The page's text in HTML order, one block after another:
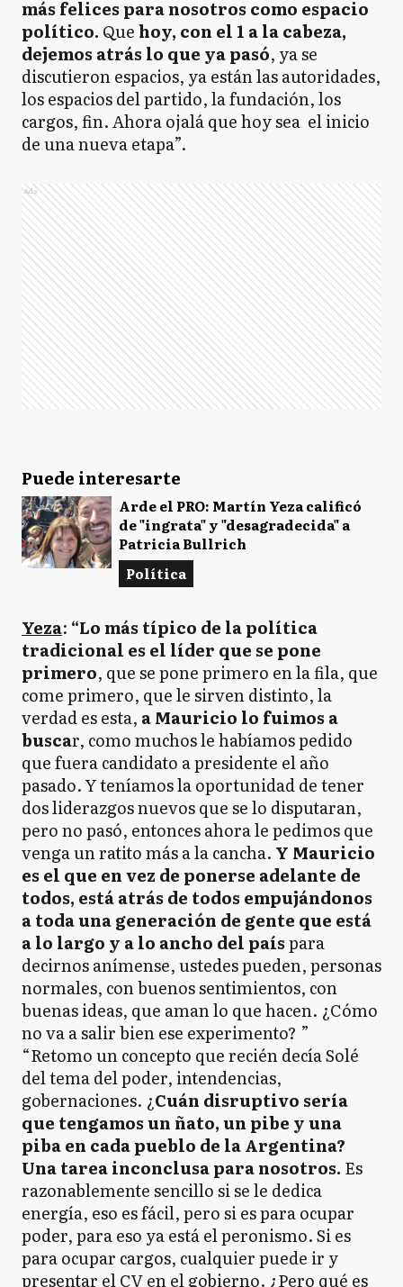
más felices para nosotros como espacio
político. Que hoy, con el 1 a la cabeza,
dejemos atrás lo que ya pasó, ya se
discutieron espacios, ya están las autoridades,
los espacios del partido, la fundación, los
cargos, fin. Ahora ojalá que hoy sea el inicio
de una nueva etapa”.
Ads
Puede interesarte
Arde el PRO: Martín Yeza calificó
de "ingrata" y "desagradecida" a
Patricia Bullrich
Política
Yeza: “Lo más típico de la política
tradicional es el líder que se pone
primero, que se pone primero en la fila, que
come primero, que le sirven distinto, la
verdad es esta, a Mauricio lo fuimos a
buscar, como muchos le habíamos pedido
que fuera candidato a presidente el año
pasado. Y teníamos la oportunidad de tener
dos liderazgos nuevos que se lo disputaran,
pero no pasó, entonces ahora le pedimos que
venga un ratito más a la cancha. Y Mauricio
es el que en vez de ponerse adelante de
todos, está atrás de todos empujándonos
a toda una generación de gente que está
a lo largo y a lo ancho del paíspara
decirnos anímense, ustedes pueden, personas
normales, con buenos sentimientos, con
buenas ideas, que aman lo que hacen. ¿Cómo
no va a salir bien ese experimento? ”
“Retomo un concepto que recién decía Solé
del tema del poder, intendencias,
gobernaciones. ¿Cuán disruptivo sería
que tengamos un ñato, un pibe y una
piba en cada pueblo de la Argentina?
Una tarea inconclusa para nosotros. Es
razonablemente sencillo si se le dedica
energía, eso es fácil, pero si es para ocupar
poder, para eso ya está el peronismo. Si es
para ocupar cargos, cualquier puede ir y
presentar el CV en el gobierno. ¿Pero qué es